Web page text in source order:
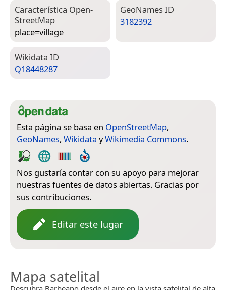
Característica Open­
Street­Map
place=­village
Geo­Names ID
3182392
Wiki­data ID
Q18448287
Esta página se basa en OpenStreetMap,
GeoNames, Wikidata yWikimedia Commons.
Nos gustaría contar con su apoyo para mejorar
nuestras fuentes de datos abiertas. Gracias por
sus contribuciones.
Editar este lugar
Mapa satelital